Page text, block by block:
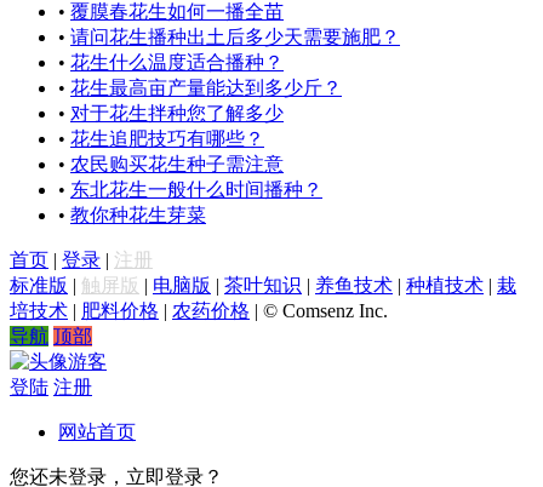
• 覆膜春花生如何一播全苗
• 请问花生播种出土后多少天需要施肥？
• 花生什么温度适合播种？
• 花生最高亩产量能达到多少斤？
• 对于花生拌种您了解多少
• 花生追肥技巧有哪些？
• 农民购买花生种子需注意
• 东北花生一般什么时间播种？
• 教你种花生芽菜
首页 | 登录 | 注册
标准版 | 触屏版 | 电脑版 | 茶叶知识 | 养鱼技术 | 种植技术 | 栽
培技术 | 肥料价格 | 农药价格 | © Comsenz Inc.
导航 顶部
游客
登陆 注册
网站首页
您还未登录，立即登录？